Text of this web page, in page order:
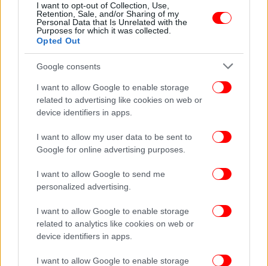
I want to opt-out of Collection, Use,
Retention, Sale, and/or Sharing of my
Personal Data that Is Unrelated with the
Purposes for which it was collected.
Opted Out
Google consents
I want to allow Google to enable storage
related to advertising like cookies on web or
device identifiers in apps.
I want to allow my user data to be sent to
Google for online advertising purposes.
I want to allow Google to send me
personalized advertising.
I want to allow Google to enable storage
related to analytics like cookies on web or
device identifiers in apps.
I want to allow Google to enable storage
ΠΕΡΙΣΣΟΤΕΡΑ ΒΙΝΤΕΟ
Ακολουθήστε το στο Google News
Δείτε όλες τις τελευταίεςΕιδήσεις
ΙΣΛΑΜΙΚΌ ΚΡΆΤΟΣ
ΕΠΙΘΈΣΕΙΣ
ΕΥΡΏΠΗ